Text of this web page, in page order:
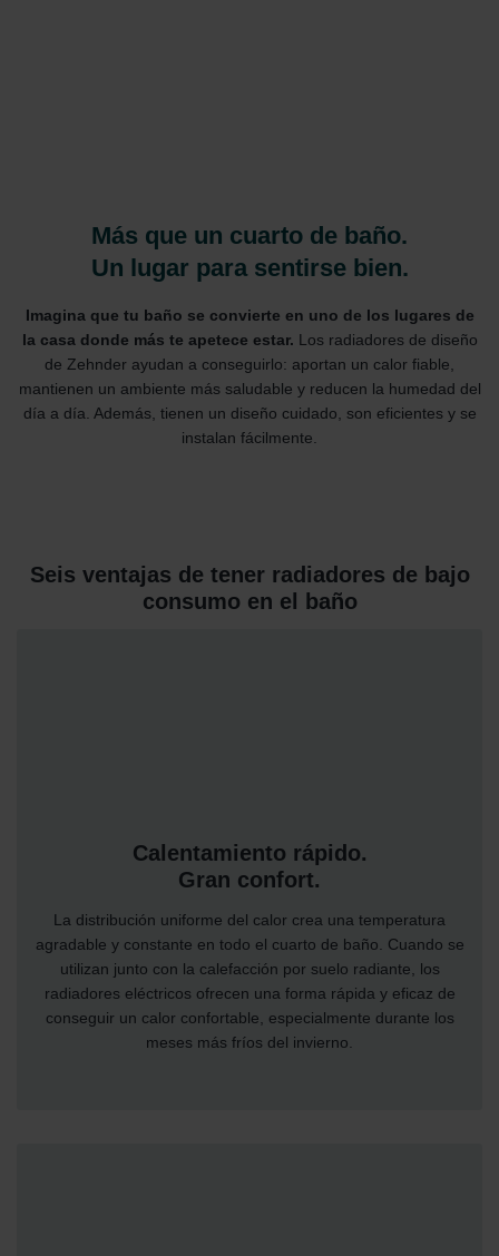
Más que un cuarto de baño.
Un lugar para sentirse bien.
Imagina que tu baño se convierte en uno de los lugares de
la casa donde más te apetece estar. Los radiadores de diseño
de Zehnder ayudan a conseguirlo: aportan un calor fiable,
mantienen un ambiente más saludable y reducen la humedad del
día a día. Además, tienen un diseño cuidado, son eficientes y se
instalan fácilmente.
Seis ventajas de tener radiadores de bajo
consumo en el baño
Calentamiento rápido.
Gran confort.
La distribución uniforme del calor crea una temperatura
agradable y constante en todo el cuarto de baño. Cuando se
utilizan junto con la calefacción por suelo radiante, los
radiadores eléctricos ofrecen una forma rápida y eficaz de
conseguir un calor confortable, especialmente durante los
meses más fríos del invierno.